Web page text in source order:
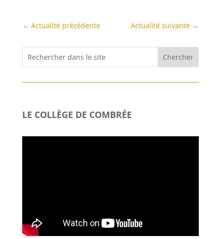
← Actualité précédente Actualité suivante →
LE COLLÈGE DE COMBRÉE